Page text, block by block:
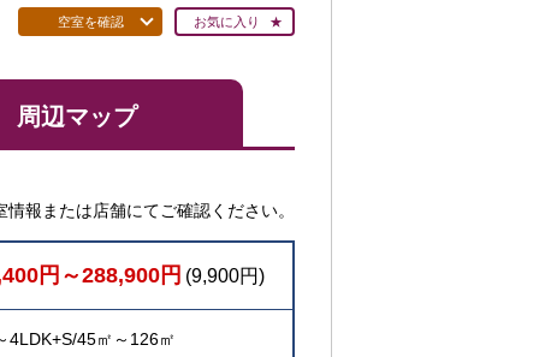
空室を確認 お気に入り
周辺マップ
報または店舗にてご確認ください。
円～288,900円 (9,900円)
4LDK+S/45㎡～126㎡